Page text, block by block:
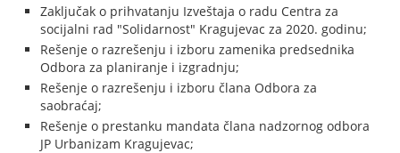
Zaključak o prihvatanju Izveštaja o radu Centra za
socijalni rad "Solidarnost" Kragujevac za 2020. godinu;
Rešenje o razrešenju i izboru zamenika predsednika
Odbora za planiranje i izgradnju;
Rešenje o razrešenju i izboru člana Odbora za
saobraćaj;
Rešenje o prestanku mandata člana nadzornog odbora
JP Urbanizam Kragujevac;